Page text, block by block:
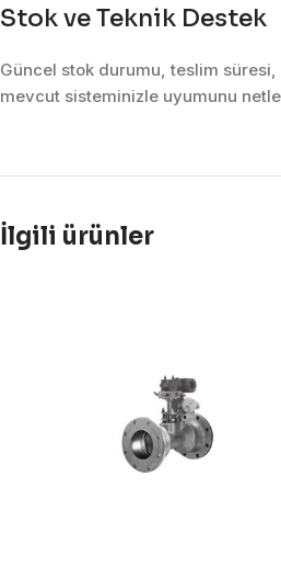
Stok ve Teknik Destek
Güncel stok durumu, teslim
mevcut sisteminizle uyumunu
İlgili ürünler